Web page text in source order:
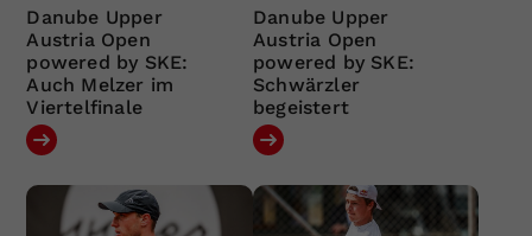
Danube Upper
Austria Open
powered by SKE:
Auch Melzer im
Viertelfinale
Danube Upper
Austria Open
powered by SKE:
Schwärzler
begeistert